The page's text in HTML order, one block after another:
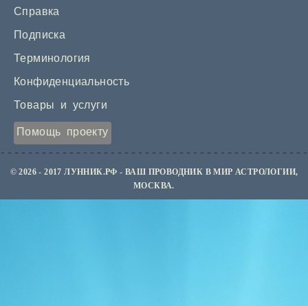
Справка
Подписка
Терминология
Конфиденциальность
Товары и услуги
Помощь проекту
© 2026 - 2017 ЛУННИК.РФ - ВАШ ПРОВОДНИК В МИР АСТРОЛОГИИ,
МОСКВА.